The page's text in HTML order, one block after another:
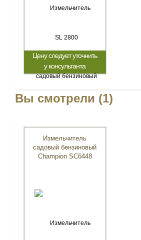
Цену следует уточнить
у консультанта
Вы смотрели (1)
Измельчитель
садовый бензиновый
Champion SC6448